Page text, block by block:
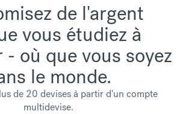
de l'argent
vous étudiez à
- où que vous soyez
le monde.
de 20 devises à partir d'un compte
multidevise.